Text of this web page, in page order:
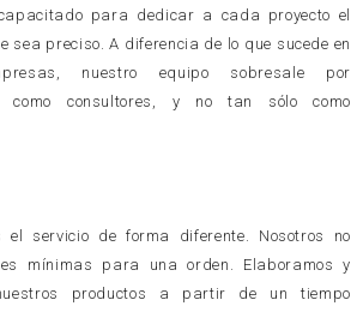
para dedicar a cada proyecto el
sea preciso. A diferencia de lo que sucede en
nuestro equipo sobresale por
como consultores, y no tan sólo como
el servicio de forma diferente. Nosotros no
mínimas para una orden. Elaboramos y
productos a partir de un tiempo